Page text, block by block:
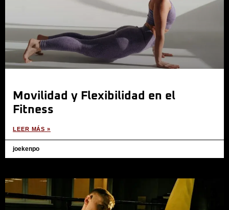
Movilidad y Flexibilidad en el
Fitness
LEER MÁS »
joekenpo